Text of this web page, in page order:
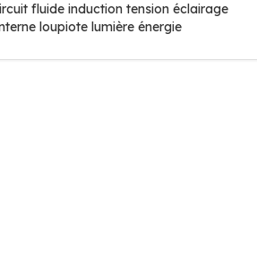
fluide induction tension éclairage
loupiote lumière énergie